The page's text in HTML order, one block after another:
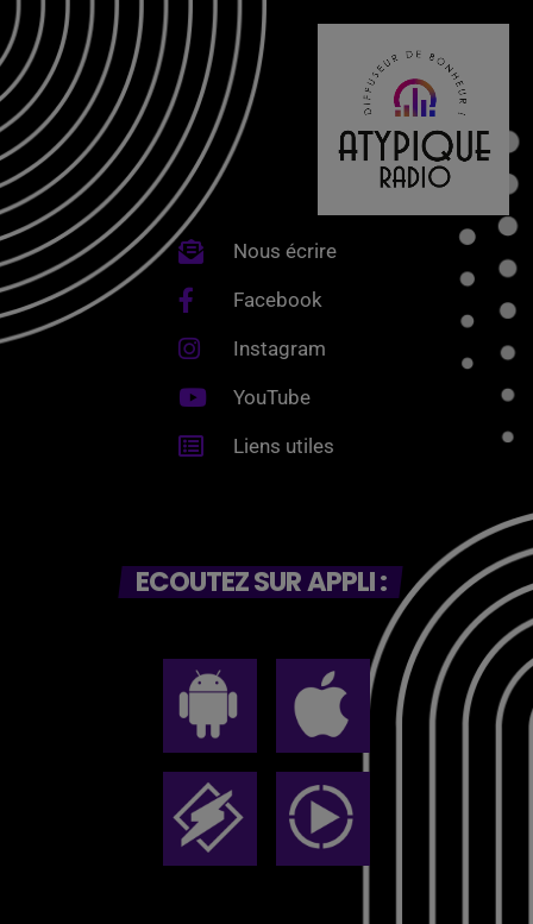
Nous écrire
Facebook
Instagram
YouTube
Liens utiles
ECOUTEZ SUR APPLI :